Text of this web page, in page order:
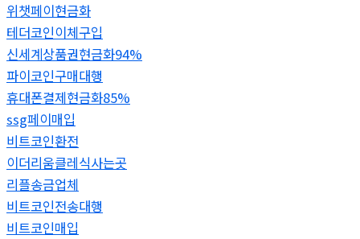
위챗페이현금화
테더코인이체구입
신세계상품권현금화94%
파이코인구매대행
휴대폰결제현금화85%
ssg페이매입
비트코인환전
이더리움클레식사는곳
리플송금업체
비트코인전송대행
비트코인매입